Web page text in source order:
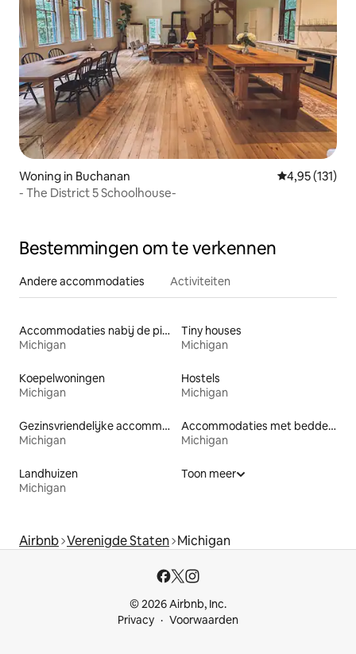
Woning in Buchanan Gemiddelde
4,95 (131)
- The District 5 Schoolhouse-
Bestemmingen om te verkennen
Andere accommodaties Activiteiten
Accommodaties nabij de piste
Michigan
Tiny houses
Michigan
Koepelwoningen
Michigan
Hostels
Michigan
Gezinsvriendelijke accommodaties
Michigan
Accommodaties met bedden op toegankelijke hoogte
Michigan
Landhuizen
Michigan
Toon meer
Airbnb Verenigde Staten Michigan
© 2026 Airbnb, Inc.
Privacy
Voorwaarden